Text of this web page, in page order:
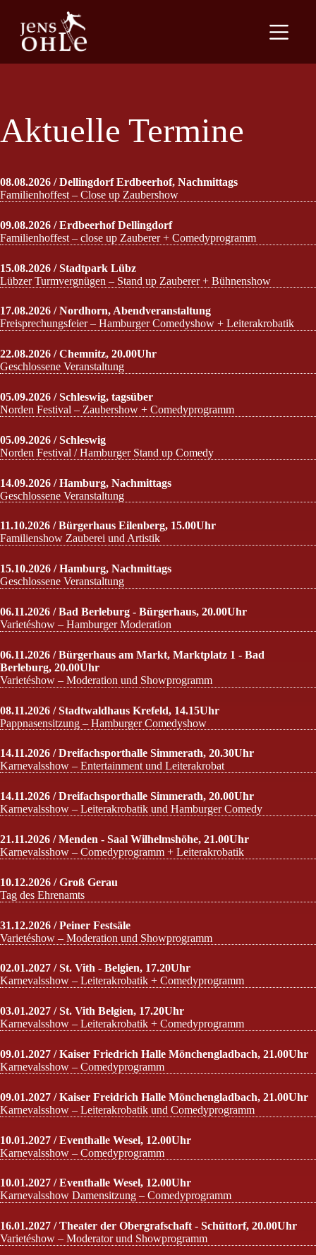
m
n
s
p
n
g
e
Aktuelle Termine
08.08.2026 / Dellingdorf Erdbeerhof, Nachmittags
Familienhoffest – Close up Zaubershow
09.08.2026 / Erdbeerhof Dellingdorf
Familienhoffest – close up Zauberer + Comedyprogramm
15.08.2026 / Stadtpark Lübz
Lübzer Turmvergnügen – Stand up Zauberer + Bühnenshow
17.08.2026 / Nordhorn, Abendveranstaltung
Freisprechungsfeier – Hamburger Comedyshow + Leiterakrobatik
22.08.2026 / Chemnitz, 20.00Uhr
Geschlossene Veranstaltung
05.09.2026 / Schleswig, tagsüber
Norden Festival – Zaubershow + Comedyprogramm
05.09.2026 / Schleswig
Norden Festival / Hamburger Stand up Comedy
14.09.2026 / Hamburg, Nachmittags
Geschlossene Veranstaltung
11.10.2026 / Bürgerhaus Eilenberg, 15.00Uhr
Familienshow Zauberei und Artistik
15.10.2026 / Hamburg, Nachmittags
Geschlossene Veranstaltung
06.11.2026 / Bad Berleburg - Bürgerhaus, 20.00Uhr
Varietéshow – Hamburger Moderation
06.11.2026 / Bürgerhaus am Markt, Marktplatz 1 - Bad
Berleburg, 20.00Uhr
Varietéshow – Moderation und Showprogramm
08.11.2026 / Stadtwaldhaus Krefeld, 14.15Uhr
Pappnasensitzung – Hamburger Comedyshow
14.11.2026 / Dreifachsporthalle Simmerath, 20.30Uhr
Karnevalsshow – Entertainment und Leiterakrobat
14.11.2026 / Dreifachsporthalle Simmerath, 20.00Uhr
Karnevalsshow – Leiterakrobatik und Hamburger Comedy
21.11.2026 / Menden - Saal Wilhelmshöhe, 21.00Uhr
Karnevalsshow – Comedyprogramm + Leiterakrobatik
10.12.2026 / Groß Gerau
Tag des Ehrenamts
31.12.2026 / Peiner Festsäle
Varietéshow – Moderation und Showprogramm
02.01.2027 / St. Vith - Belgien, 17.20Uhr
Karnevalsshow – Leiterakrobatik + Comedyprogramm
03.01.2027 / St. Vith Belgien, 17.20Uhr
Karnevalsshow – Leiterakrobatik + Comedyprogramm
09.01.2027 / Kaiser Friedrich Halle Mönchengladbach, 21.00Uhr
Karnevalsshow – Comedyprogramm
09.01.2027 / Kaiser Freidrich Halle Mönchengladbach, 21.00Uhr
Karnevalsshow – Leiterakrobatik und Comedyprogramm
10.01.2027 / Eventhalle Wesel, 12.00Uhr
Karnevalsshow – Comedyprogramm
10.01.2027 / Eventhalle Wesel, 12.00Uhr
Karnevalsshow Damensitzung – Comedyprogramm
16.01.2027 / Theater der Obergrafschaft - Schüttorf, 20.00Uhr
Varietéshow – Moderator und Showprogramm